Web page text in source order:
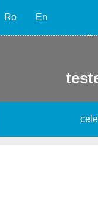
Ro En